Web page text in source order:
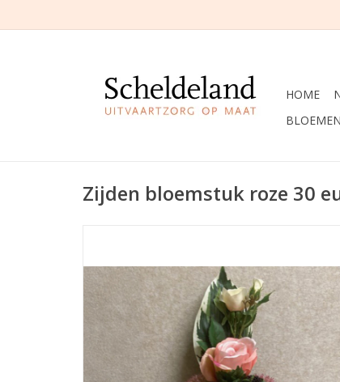
HOME
Zijden bloemstuk roze 30